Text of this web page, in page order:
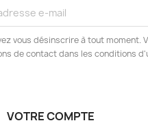
vous désinscrire à tout moment.
de contact dans les conditions
VOTRE COMPTE